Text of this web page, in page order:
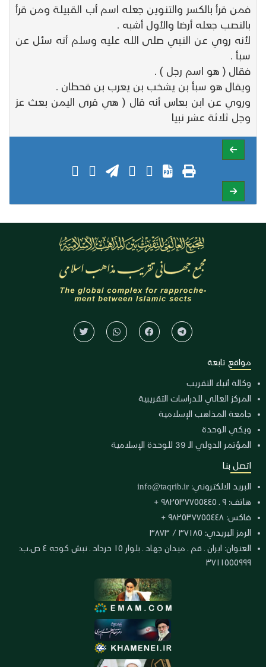
فمن قرأ بالكسر والتنوين جعله اسم أب القبيلة ومن قرأ
بالنصب جعله أرضا والأول أشبه .
لأنه روي عن النبي صلى الله عليه وسلم أنه سئل عن
سبأ .
فقال ( هو اسم رجل ) .
ويقال هو سبأ بن يشخب بن يعرب بن قحطان .
وروي عن ابن بعاس أنه قال ( هي قرى اليمن بعث عز
وجل ثلاثة عشر نبيا
مواقع تابعة
وكالة أنباء التقريب
المركز العالي للدراسات التقريبية
جامعة المذاهب الإسلامية
ويكي الوحدة
المؤتمر الدولي الـ 39 للوحدة الإسلامية
اتصل بنا
البريد الالكتروني: info@taqrib.ir
هاتف: ٩ ـ ٩٨٢٥٣٧٧٥٥٤٤٥ +
فاكس: ٩٨٢٥٣٧٧٥٥٤٤٨ +
الرمز البريدي: ٣٧١٨٥ / ٣٨٧٣
العنوان: ايران ـ قم ـ ميدان جهاد ـ بلوار ١٥ خرداد ـ نبش كوجه ٤ ص.ب:
٣٧١١٥٥٥٩٩٩